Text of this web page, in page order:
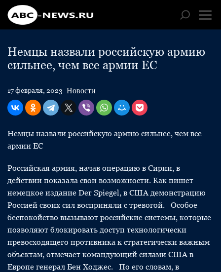
Немцы назвали российскую армию
сильнее, чем все армии ЕС
17 февраля, 2023 Новости
Немцы назвали российскую армию сильнее, чем все
армии ЕС
Российская армия, начав операцию в Сирии, в
действии показала свои возможности. Как пишет
немецкое издание Der Spiegel, в США демонстрацию
Россией своих сил восприняли с тревогой. Особое
беспокойство вызывают российские системы, которые
позволяют блокировать доступ технологически
превосходящего противника к стратегически важным
объектам, отмечает командующий силами США в
Европе генерал Бен Ходжес. По его словам, в